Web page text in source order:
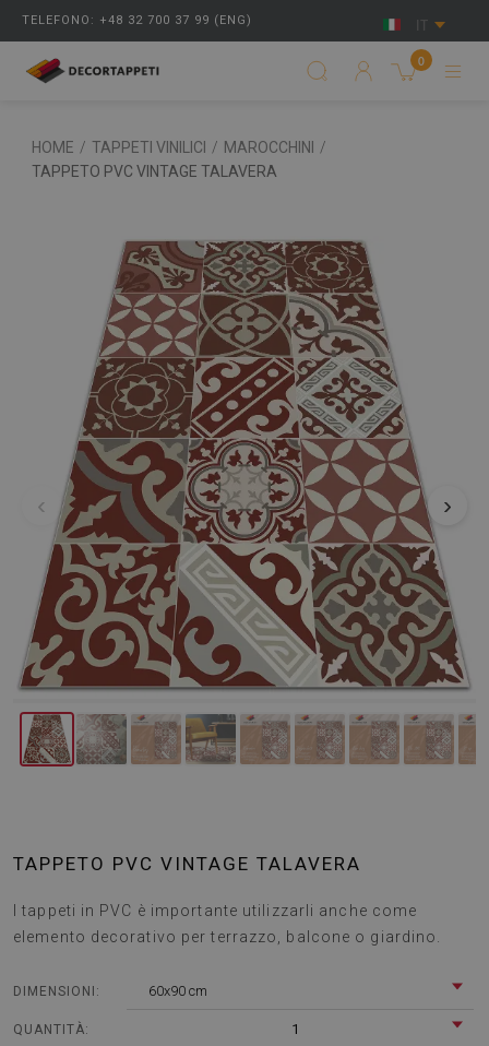
TELEFONO: +48 32 700 37 99 (ENG)
0
HOME / TAPPETI VINILICI / MAROCCHINI
/
TAPPETO PVC VINTAGE TALAVERA
‹ ›
TAPPETO PVC VINTAGE TALAVERA
I tappeti in PVC è importante utilizzarli anche come
elemento decorativo per terrazzo, balcone o giardino.
DIMENSIONI: 60x90 cm
QUANTITÀ: 1